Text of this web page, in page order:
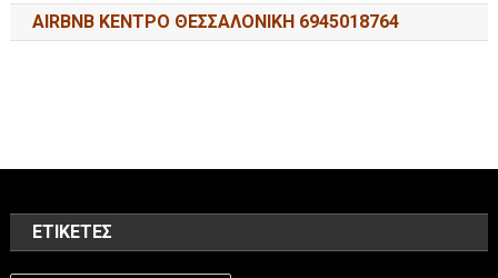
AIRBNB ΚΕΝΤΡΟ ΘΕΣΣΑΛΟΝΙΚΗ 6945018764
ΕΤΙΚΈΤΕΣ